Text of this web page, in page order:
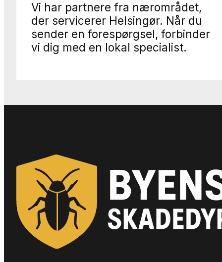
Vi har partnere fra nærområdet,
der servicerer Helsingør. Når du
sender en forespørgsel, forbinder
vi dig med en lokal specialist.